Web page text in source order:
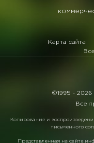
Карта сайта
©1995 - 2026
Все
Копирование и
письменного
Представленная на сайте